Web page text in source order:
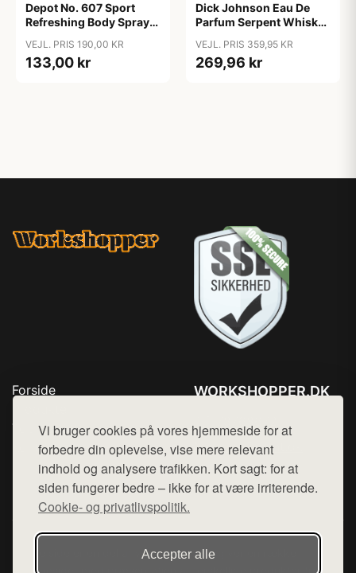
Vi bruger cookies på vores hjemmeside for at
forbedre din oplevelse, vise mere relevant
indhold og analysere trafikken. Kort sagt: for at
siden fungerer bedre – ikke for at være irriterende.
Cookie- og privatlivspolitik.
Accepter alle
Depot No. 607 Sport
Refreshing Body Spray
VEJL. PRIS 190,00 KR
133,00 kr
Dick Johnson Eau De
Parfum Serpent Whiskey
VEJL. PRIS 359,95 KR
269,96 kr
Forside
Top Rabatter
Kontakt
WORKSHOPPER.DK
Mail: hej@want.dk
Cookie- og privatlivspolitik
Denne side er en del af want.dk, der udgiver en række